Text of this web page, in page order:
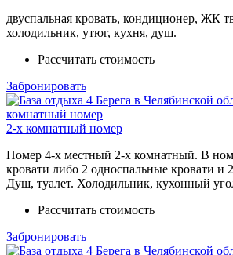
двуспальная кровать, кондиционер, ЖК
холодильник, утюг, кухня, душ.
Рассчитать стоимость
Забронировать
2-х комнатный номер
Номер 4-х местный 2-х комнатный. В
кровати либо 2 односпальные кровати и
Душ, туалет. Холодильник, кухонный
Рассчитать стоимость
Забронировать